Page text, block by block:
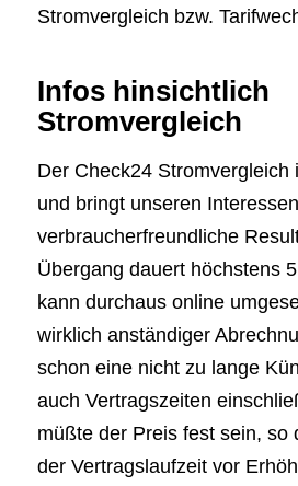
Stromvergleich bzw.
Infos hinsichtlich
Stromvergleich
Der Check24 Stromvergleich
und bringt unseren
verbraucherfreundliche
Übergang dauert höchstens
kann durchaus online
wirklich anständiger
schon eine nicht zu lange
auch Vertragszeiten
müßte der Preis fest sein, so
der Vertragslaufzeit vor